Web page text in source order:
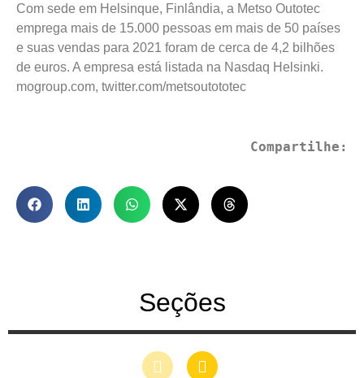
Com sede em Helsinque, Finlândia, a Metso Outotec
emprega mais de 15.000 pessoas em mais de 50 países
e suas vendas para 2021 foram de cerca de 4,2 bilhões
de euros. A empresa está listada na Nasdaq Helsinki.
mogroup.com, twitter.com/metsoutototec
Compartilhe:
Seções